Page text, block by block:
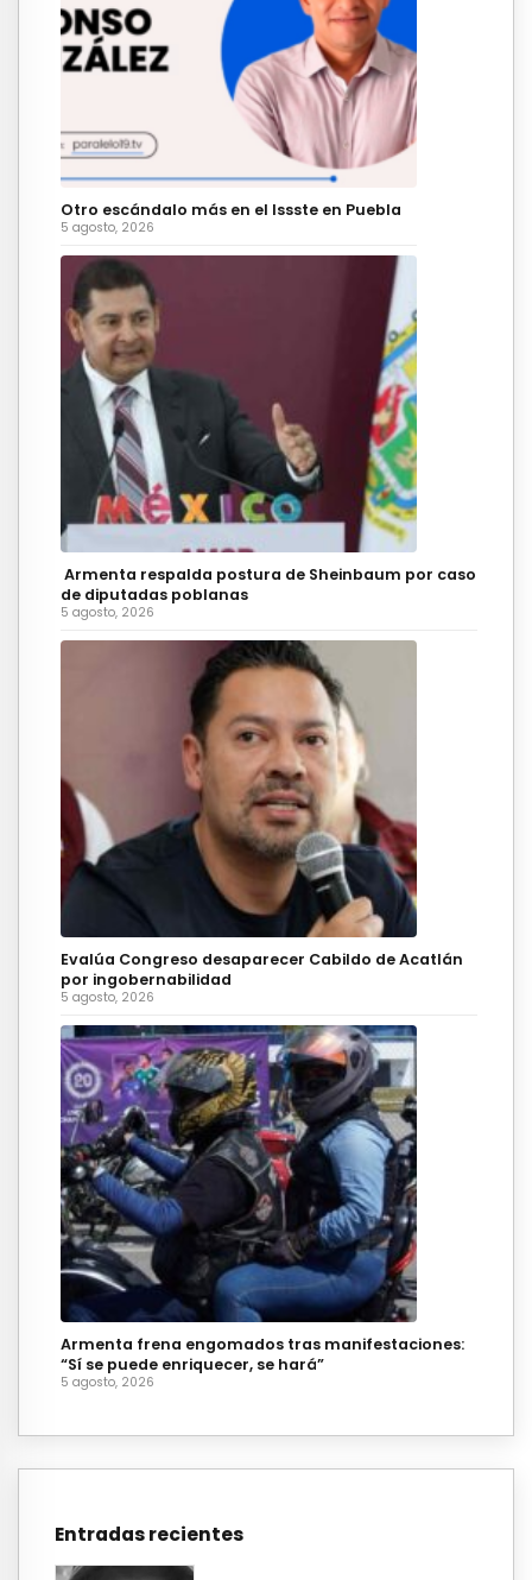
Otro escándalo más en el Issste en Puebla
5 agosto, 2026
Armenta respalda postura de Sheinbaum por caso
de diputadas poblanas
5 agosto, 2026
Evalúa Congreso desaparecer Cabildo de Acatlán
por ingobernabilidad
5 agosto, 2026
Armenta frena engomados tras manifestaciones:
“Sí se puede enriquecer, se hará”
5 agosto, 2026
Entradas recientes